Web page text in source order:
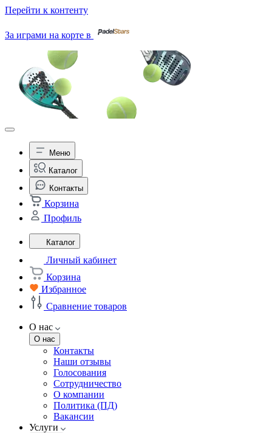
Перейти к контенту
За играми на корте в
Меню
Каталог
Контакты
Корзина
Профиль
Каталог
Личный кабинет
Корзина
Избранное
Сравнение товаров
О нас
О нас
Контакты
Наши отзывы
Голосования
Сотрудничество
О компании
Политика (ПД)
Вакансии
Услуги